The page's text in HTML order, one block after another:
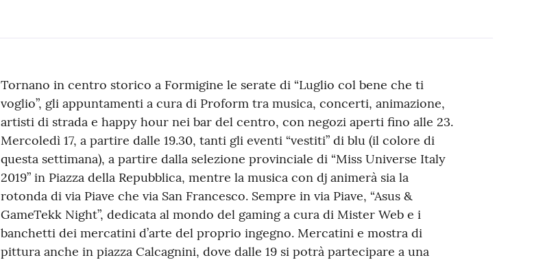
Contenuto
Tornano in centro storico a Formigine le serate di “Luglio col bene che ti
voglio”, gli appuntamenti a cura di Proform tra musica, concerti, animazione,
artisti di strada e happy hour nei bar del centro, con negozi aperti fino alle 23.
Mercoledì 17, a partire dalle 19.30, tanti gli eventi “vestiti” di blu (il colore di
questa settimana), a partire dalla selezione provinciale di “Miss Universe Italy
2019” in Piazza della Repubblica, mentre la musica con dj animerà sia la
rotonda di via Piave che via San Francesco. Sempre in via Piave, “Asus &
GameTekk Night”, dedicata al mondo del gaming a cura di Mister Web e i
banchetti dei mercatini d’arte del proprio ingegno. Mercatini e mostra di
pittura anche in piazza Calcagnini, dove dalle 19 si potrà partecipare a una